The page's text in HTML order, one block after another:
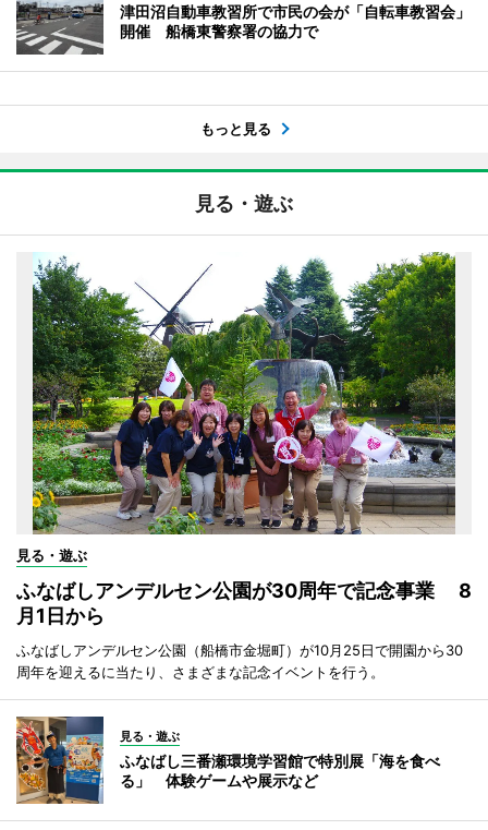
津田沼自動車教習所で市民の会が「自転車教習会」
開催 船橋東警察署の協力で
もっと見る
見る・遊ぶ
見る・遊ぶ
ふなばしアンデルセン公園が30周年で記念事業 8
月1日から
ふなばしアンデルセン公園（船橋市金堀町）が10月25日で開園から30
周年を迎えるに当たり、さまざまな記念イベントを行う。
見る・遊ぶ
ふなばし三番瀬環境学習館で特別展「海を食べ
る」 体験ゲームや展示など